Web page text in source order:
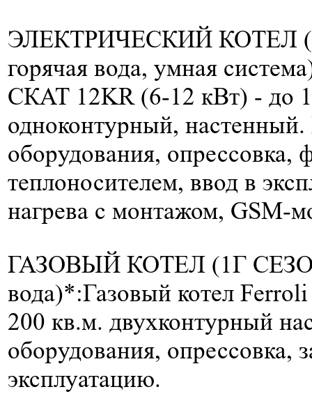
ЭЛЕКТРИЧЕСКИЙ КОТЕЛ
горячая вода, умная
СКАТ 12KR (6-12 кВт) - до
одноконтурный,
оборудования, опрессовка,
теплоносителем, ввод в
нагрева с монтажом, GSM-
ГАЗОВЫЙ КОТЕЛ (1Г
вода)*:Газовый котел
200 кв.м. двухконтурный
оборудования, опрессовка,
эксплуатацию.